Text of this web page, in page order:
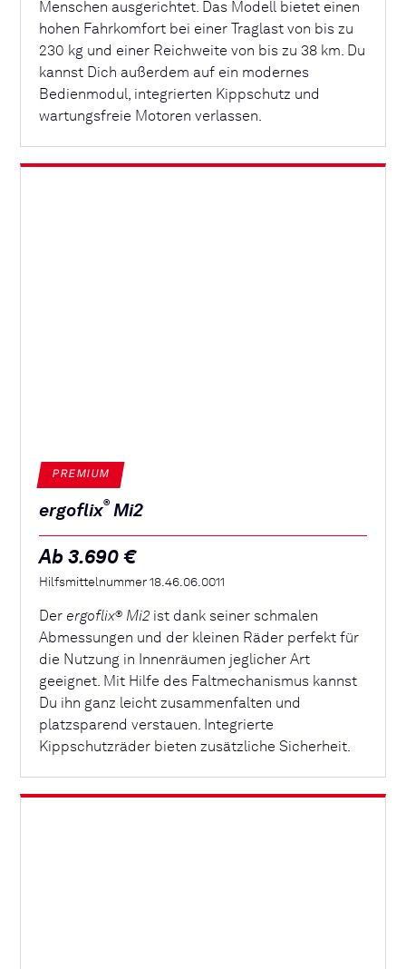
Menschen ausgerichtet. Das Modell bietet einen
hohen Fahrkomfort bei einer Traglast von bis zu
230 kg und einer Reichweite von bis zu 38 km. Du
kannst Dich außerdem auf ein modernes
Bedienmodul, integrierten Kippschutz und
wartungsfreie Motoren verlassen.
PREMIUM
ergoflix® Mi2
Ab 3.690 €
Hilfsmittelnummer 18.46.06.0011
Derergoflix® Mi2ist dank seiner schmalen
Abmessungen und der kleinen Räder perfekt für
die Nutzung in Innenräumen jeglicher Art
geeignet. Mit Hilfe des Faltmechanismus kannst
Du ihn ganz leicht zusammenfalten und
platzsparend verstauen. Integrierte
Kippschutzräder bieten zusätzliche Sicherheit.